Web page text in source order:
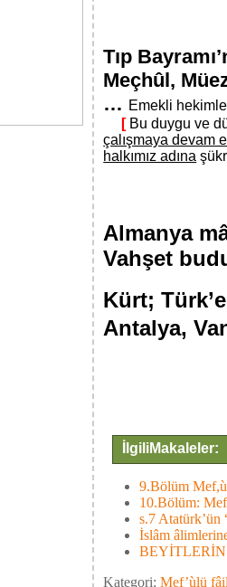
Tıp
Meçhûl,
… Emekli hekimle
[Bu duygu ve
çalışmaya devam
halkımız adına
Almanya
Vahşet
Kürt;
Antalya,
İlgiliMakaleler:
9.Bölüm
10.Bölüm:
s.7 Atatürk’ün
İslâm
BEYİTLERİN
Kategori:Mef’ùlü